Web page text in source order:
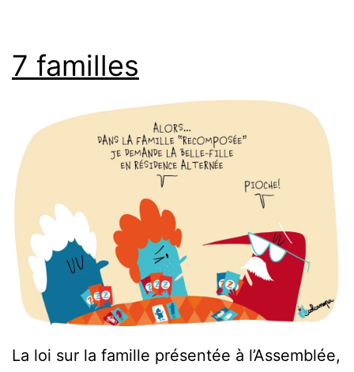
7 familles
La loi sur la famille présentée à l’Assemblée,